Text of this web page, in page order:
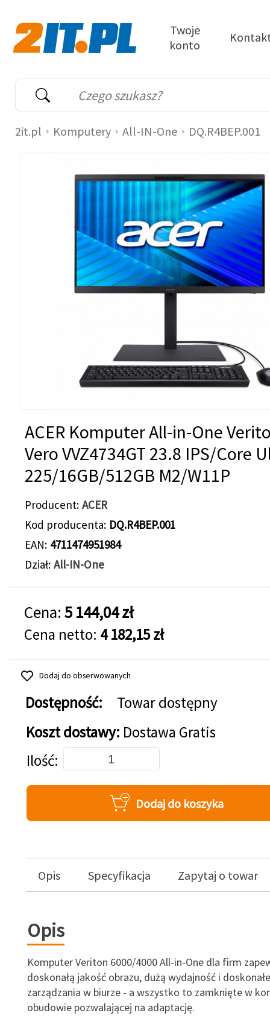
Wyszukiwarka
Słowo kluczowe
Twoje
konto
2it.pl Komputery All-IN-One DQ.R4BEP.001
ACER Komputer All-in-One
Vero VVZ4734GT 23.8 IPS/Core
225/16GB/512GB M2/W11P
Producent ACER
Kod producenta DQ.R4BEP.001
EAN 4711474951984
Dział All-IN-One
Cena: 5 144,04 zł
Cena netto: 4 182,15 zł
Dodaj do obserwowanych
Dostępność:
Towar dostępny
Koszt dostawy: Dostawa Gratis
Dodaj do koszyka
Ilość
Dodaj do koszyka
Opis Specyfikacja Zapytaj o towar
Opis
Komputer Veriton 6000/4000 All-in-One dla firm
doskonałą jakość obrazu, dużą wydajność i
zarządzania w biurze - a wszystko to zamknięte w
obudowie pozwalającej na adaptację.